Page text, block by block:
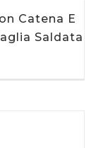
Catena E
Saldata